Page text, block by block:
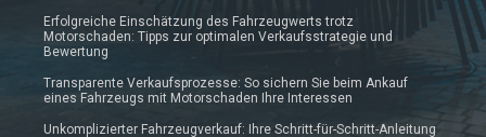
Erfolgreiche Einschätzung des Fahrzeugwerts trotz
Motorschaden: Tipps zur optimalen Verkaufsstrategie und
Bewertung
Transparente Verkaufsprozesse: So sichern Sie beim Ankauf
eines Fahrzeugs mit Motorschaden Ihre Interessen
Unkomplizierter Fahrzeugverkauf: Ihre Schritt-für-Schritt-Anleitung